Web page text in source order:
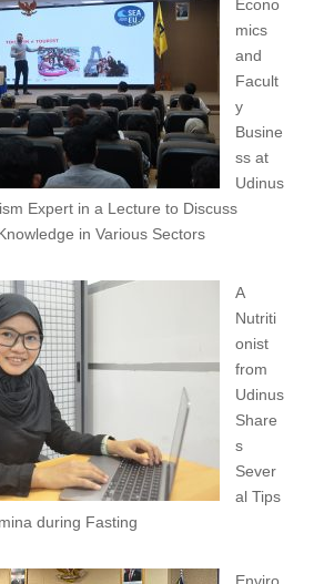
Econo
mics
and
Facult
y
Busine
ss at
Udinus
Expert in a Lecture to Discuss
in Various Sectors
A
Nutriti
onist
from
Udinus
Share
s
Sever
al Tips
during Fasting